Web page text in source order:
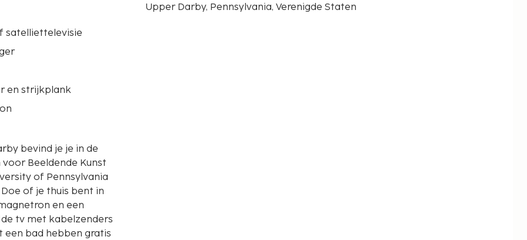
satelliettelevisie
en strijkplank
Beeldende Kunst
of je thuis bent in
en een
tv met kabelzenders
bad hebben gratis
Upper Darby, Pennsylvania, Verenigde Staten